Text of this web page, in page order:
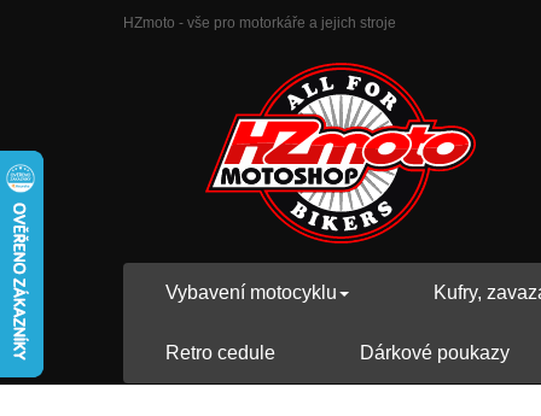
HZmoto - vše pro motorkáře a jejich stroje
Vybavení motocyklu Kufry,
Retro cedule Dárkové poukazy